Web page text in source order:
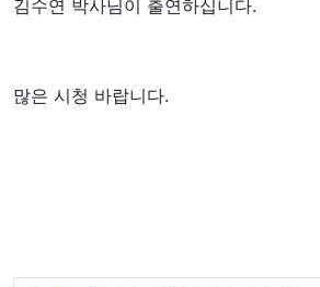
김수연 박사님이 출연하십니다.
많은 시청 바랍니다.